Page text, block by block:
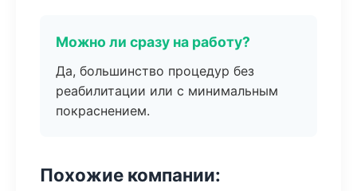
Можно ли сразу на работу?
Да, большинство процедур без
реабилитации или с минимальным
покраснением.
Похожие компании: